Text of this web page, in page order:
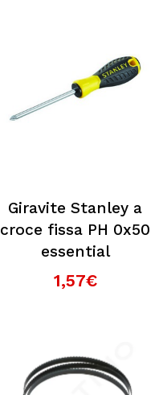
Giravite Stanley a
croce fissa PH 0x50
essential
1,57€